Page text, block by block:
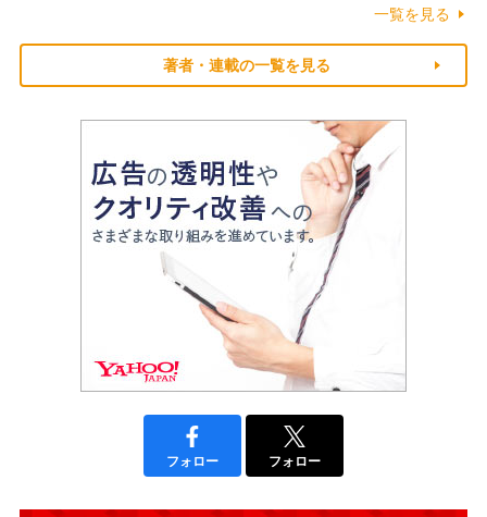
一覧を見る
著者・連載の一覧を見る
フォロー フォロー